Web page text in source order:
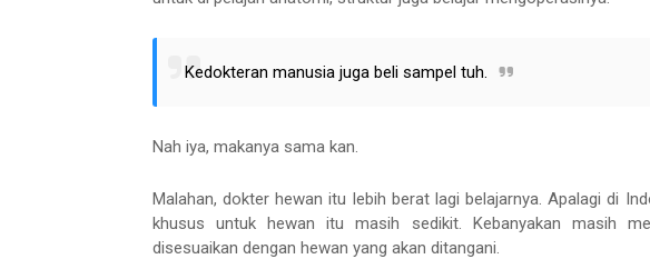
Kedokteran manusia juga beli sampel tuh.
Nah iya, makanya sama kan.
Malahan, dokter hewan itu lebih berat lagi belajarnya. Apalagi di
khusus untuk hewan itu masih sedikit. Kebanyakan masih
disesuaikan dengan hewan yang akan ditangani.